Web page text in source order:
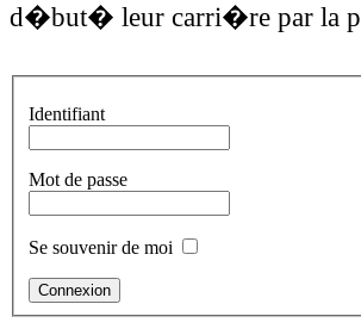
d�but� leur carri�re par la
Identifiant
Mot de passe
Se souvenir de moi